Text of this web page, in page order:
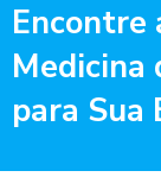
Encontre
Medicina
para Sua